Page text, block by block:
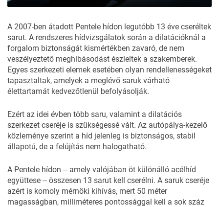
A 2007-ben átadott Pentele hídon legutóbb 13 éve cseréltek
sarut. A rendszeres hídvizsgálatok során a dilatációknál a
forgalom biztonságát kismértékben zavaró, de nem
veszélyeztető meghibásodást észleltek a szakemberek.
Egyes szerkezeti elemek esetében olyan rendellenességeket
tapasztaltak, amelyek a meglévő saruk várható
élettartamát kedvezőtlenül befolyásolják.
Ezért az idei évben több saru, valamint a dilatációs
szerkezet cseréje is szükségessé vált. Az autópálya-kezelő
közleménye szerint a híd jelenleg is biztonságos, stabil
állapotú, de a felújítás nem halogatható.
A Pentele hídon ‒ amely valójában öt különálló acélhíd
együttese ‒ összesen 13 sarut kell cserélni. A saruk cseréje
azért is komoly mérnöki kihívás, mert 50 méter
magasságban, milliméteres pontossággal kell a sok száz